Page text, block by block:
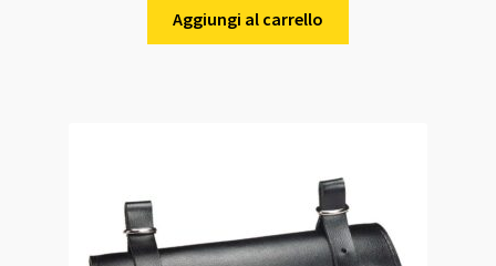
Aggiungi al carrello